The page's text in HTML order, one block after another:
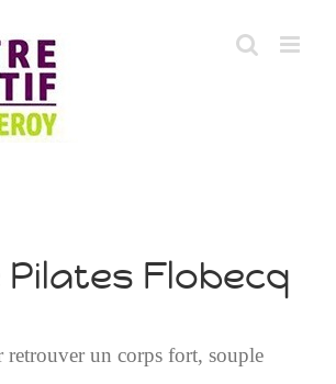
Flobecq
retrouver un corps fort, souple